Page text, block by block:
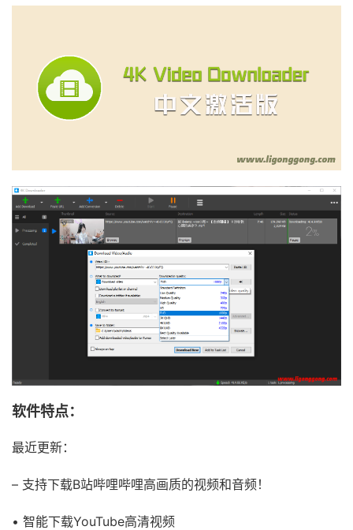
软件特点：
最近更新：
– 支持下载B站哔哩哔哩高画质的视频和音频！
• 智能下载YouTube高清视频